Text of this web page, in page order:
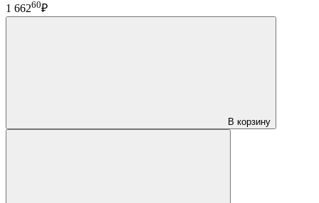
1 66260₽
В корзину